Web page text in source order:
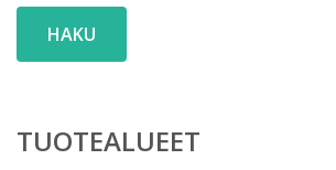
HAKU
TUOTEALUEET